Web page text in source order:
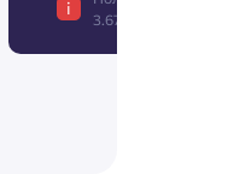
i
3.675% - 5.250%